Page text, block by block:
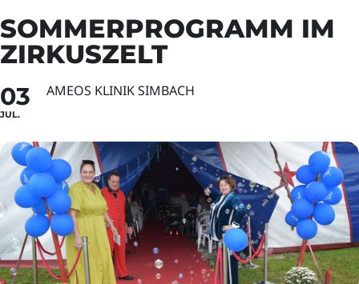
SOMMERPROGRAMM IM
ZIRKUSZELT
03
JUL.
AMEOS KLINIK SIMBACH